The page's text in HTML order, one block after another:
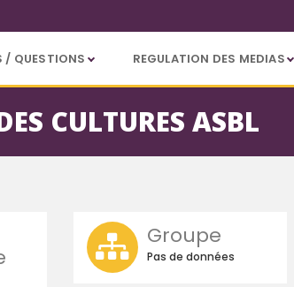
/ QUESTIONS REGULATION DES MEDIAS
CULTURES ASBL
Groupe
Pas de données